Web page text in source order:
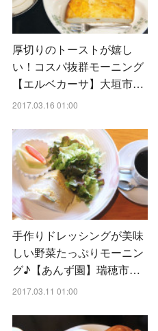
厚切りのトーストが嬉し
い！コスパ抜群モーニング
【エルベカーサ】大垣市…
2017.03.16 01:00
手作りドレッシングが美味
しい野菜たっぷりモーニン
グ♪【あんず園】瑞穂市…
2017.03.11 01:00